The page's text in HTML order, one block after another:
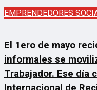
EMPRENDEDORES
El 1ero de mayo
informales se
Trabajador. Ese día